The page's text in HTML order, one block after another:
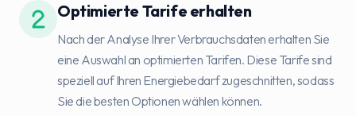
Optimierte Tarife erhalten
Nach der Analyse Ihrer Verbrauchsdaten erhalten Sie
eine Auswahl an optimierten Tarifen. Diese Tarife sind
speziell auf Ihren Energiebedarf zugeschnitten, sodass
Sie die besten Optionen wählen können.